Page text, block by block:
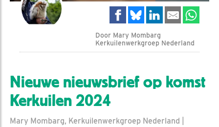
Door Mary Mombarg
Kerkuilenwerkgroep Nederland
Nieuwe nieuwsbrief op komst
Kerkuilen 2024
Mary Mombarg, Kerkuilenwerkgroep Nederland |